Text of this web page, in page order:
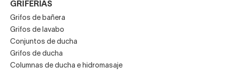
GRIFERÍAS
Grifos de bañera
Grifos de lavabo
Conjuntos de ducha
Grifos de ducha
Columnas de ducha e hidromasaje